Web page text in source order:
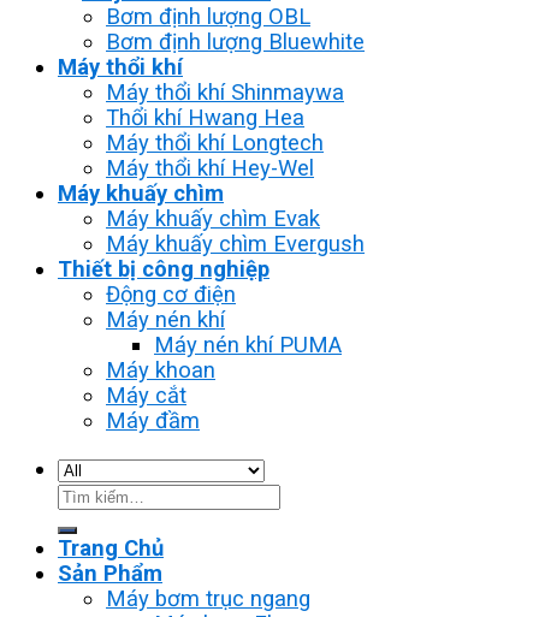
Bơm định lượng OBL
Bơm định lượng Bluewhite
Máy thổi khí
Máy thổi khí Shinmaywa
Thổi khí Hwang Hea
Máy thổi khí Longtech
Máy thổi khí Hey-Wel
Máy khuấy chìm
Máy khuấy chìm Evak
Máy khuấy chìm Evergush
Thiết bị công nghiệp
Động cơ điện
Máy nén khí
Máy nén khí PUMA
Máy khoan
Máy cắt
Máy đầm
Tìm
kiếm:
Trang Chủ
Sản Phẩm
Máy bơm trục ngang